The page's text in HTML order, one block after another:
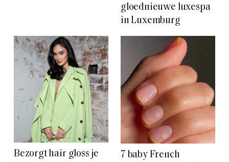
gloednieuwe luxespa
in Luxemburg
Bezorgt hair gloss je
7 baby French